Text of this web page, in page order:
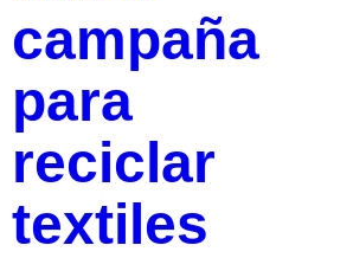
campaña
para
reciclar
textiles